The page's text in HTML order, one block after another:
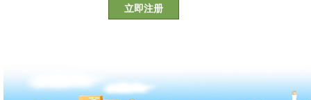
立即注册